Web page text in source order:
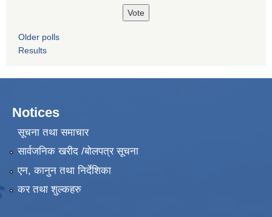
Older polls
Results
Notices
सूचना तथा समाचार
सार्वजनिक खरीद /बोलपत्र सूचना
एन, कानुन तथा निर्देशिका
कर तथा शुल्कहरु